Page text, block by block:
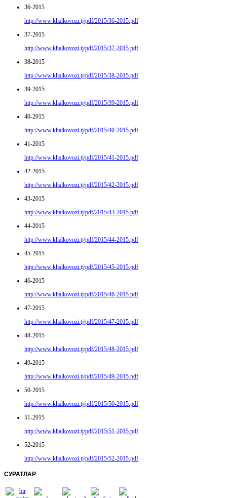
36-2015
http://www.khalkovozi.tj/pdf/2015/36-2015.pdf
37-2015
http://www.khalkovozi.tj/pdf/2015/37-2015.pdf
38-2015
http://www.khalkovozi.tj/pdf/2015/38-2015.pdf
39-2015
http://www.khalkovozi.tj/pdf/2015/39-2015.pdf
40-2015
http://www.khalkovozi.tj/pdf/2015/40-2015.pdf
41-2015
http://www.khalkovozi.tj/pdf/2015/41-2015.pdf
42-2015
http://www.khalkovozi.tj/pdf/2015/42-2015.pdf
43-2015
http://www.khalkovozi.tj/pdf/2015/43-2015.pdf
44-2015
http://www.khalkovozi.tj/pdf/2015/44-2015.pdf
45-2015
http://www.khalkovozi.tj/pdf/2015/45-2015.pdf
46-2015
http://www.khalkovozi.tj/pdf/2015/46-2015.pdf
47-2015
http://www.khalkovozi.tj/pdf/2015/47-2015.pdf
48-2015
http://www.khalkovozi.tj/pdf/2015/48-2015.pdf
49-2015
http://www.khalkovozi.tj/pdf/2015/49-2015.pdf
50-2015
http://www.khalkovozi.tj/pdf/2015/50-2015.pdf
51-2015
http://www.khalkovozi.tj/pdf/2015/51-2015.pdf
52-2015
http://www.khalkovozi.tj/pdf/2015/52-2015.pdf
СУРАТЛАР